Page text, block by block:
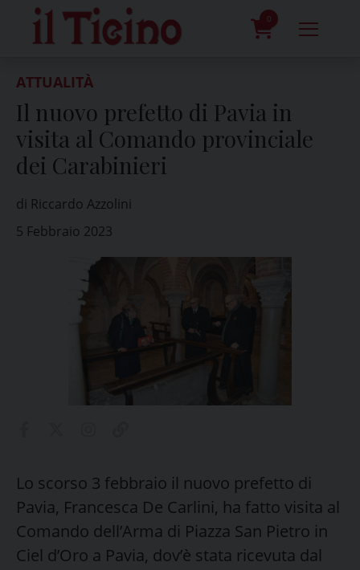
content
0
ATTUALITÀ
Il nuovo prefetto di Pavia in
visita al Comando provinciale
dei Carabinieri
di Riccardo Azzolini
5 Febbraio 2023
Lo scorso 3 febbraio il nuovo prefetto di
Pavia, Francesca De Carlini, ha fatto visita al
Comando dell’Arma di Piazza San Pietro in
Ciel d’Oro a Pavia, dov’è stata ricevuta dal